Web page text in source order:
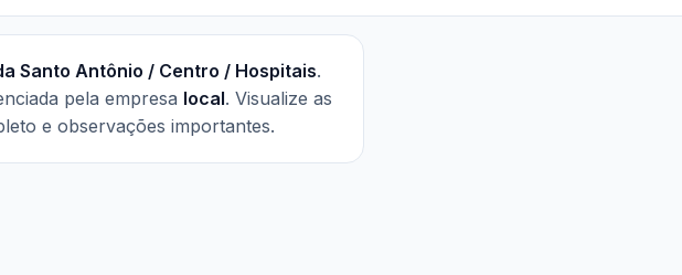
Santo Antônio / Centro / Hospitais.
pela empresa local. Visualize as
e observações importantes.